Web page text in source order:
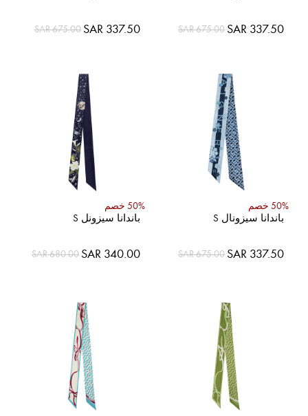
السعر
الخاص
SAR 337.50
SAR 675.00
السعر
الخاص
SAR 337.50
SAR 675.00
50% خصم
باندانا سيزونال S
السعر
الخاص
SAR 337.50
SAR 675.00
50% خصم
باندانا سيزونل S
السعر
الخاص
SAR 340.00
SAR 680.00